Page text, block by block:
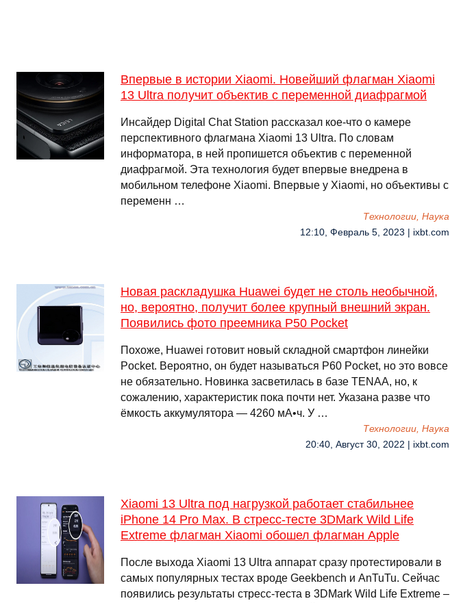
Впервые в истории Xiaomi. Новейший флагман Xiaomi
13 Ultra получит объектив с переменной диафрагмой
Инсайдер Digital Chat Station рассказал кое-что о камере
перспективного флагмана Xiaomi 13 Ultra. По словам
информатора, в ней пропишется объектив с переменной
диафрагмой. Эта технология будет впервые внедрена в
мобильном телефоне Xiaomi. Впервые у Xiaomi, но объективы с
переменн …
Технологии, Наука
12:10, Февраль 5, 2023 | ixbt.com
Новая раскладушка Huawei будет не столь необычной,
но, вероятно, получит более крупный внешний экран.
Появились фото преемника P50 Pocket
Похоже, Huawei готовит новый складной смартфон линейки
Pocket. Вероятно, он будет называться P60 Pocket, но это вовсе
не обязательно. Новинка засветилась в базе TENAA, но, к
сожалению, характеристик пока почти нет. Указана разве что
ёмкость аккумулятора — 4260 мА•ч. У …
Технологии, Наука
20:40, Август 30, 2022 | ixbt.com
Xiaomi 13 Ultra под нагрузкой работает стабильнее
iPhone 14 Pro Max. В стресс-тесте 3DMark Wild Life
Extreme флагман Xiaomi обошел флагман Apple
После выхода Xiaomi 13 Ultra аппарат сразу протестировали в
самых популярных тестах вроде Geekbench и AnTuTu. Сейчас
появились результаты стресс-теста в 3DMark Wild Life Extreme –